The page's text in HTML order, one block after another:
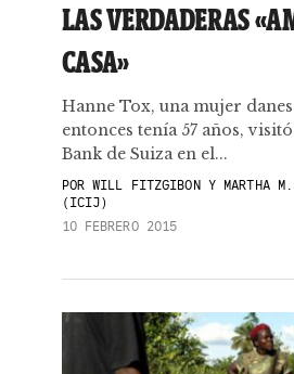
LAS VERDADERAS
CASA»
Hanne Tox, una mujer
entonces tenía 57 años,
Bank de Suiza en el...
PORWILL FITZGIBON Y MARTHA M.
(ICIJ)
10 FEBRERO 2015